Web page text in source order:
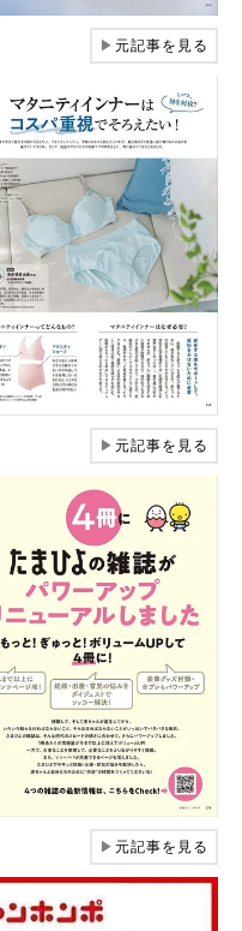
▶元記事を見る
▶元記事を見る
▶元記事を見る